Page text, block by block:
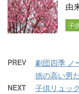
由
子
PREV
劇団四季 ノ
徳の高い男
NEXT 子供リュッ